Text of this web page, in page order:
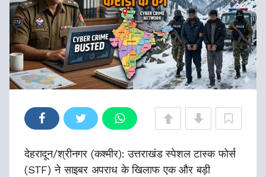
देहरादून/श्रीनगर (कश्मीर): उत्तराखंड स्पेशल टास्क फोर्स
(STF) ने साइबर अपराध के खिलाफ एक और बड़ी